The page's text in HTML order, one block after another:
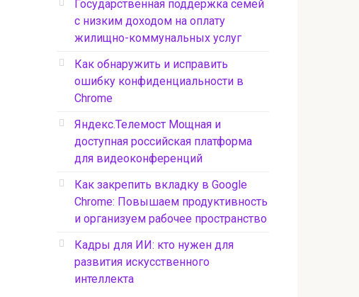
Государственная поддержка семей
с низким доходом на оплату
жилищно-коммунальных услуг
Как обнаружить и исправить
ошибку конфиденциальности в
Chrome
Яндекс.Телемост Мощная и
доступная российская платформа
для видеоконференций
Как закрепить вкладку в Google
Chrome: Повышаем продуктивность
и организуем рабочее пространство
Кадры для ИИ: кто нужен для
развития искусственного
интеллекта